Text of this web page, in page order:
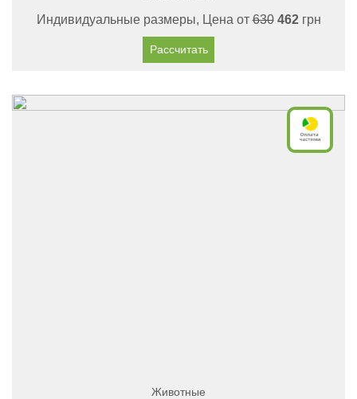
Индивидуальные размеры, Цена от630 462грн
Рассчитать
Животные